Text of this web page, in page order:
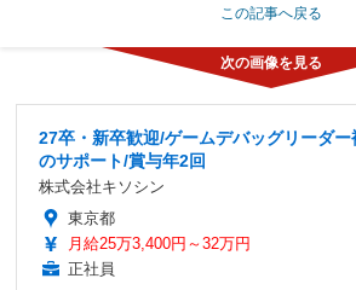
この記事へ戻る
27卒・新卒歓迎/ゲームデバッグリーダ
のサポート/賞与年2回
株式会社キソシン
東京都
月給25万3,400円～32万円
正社員